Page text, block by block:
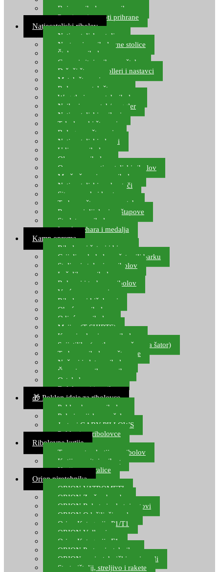
Boje za ribolovnu prihranu
Provjereni recepti prihrane
Natjecateljski ribolov
Natjecateljske stolice
Nastavci za ribolovne stolice
Šteke za ribolov
Gume i sitni pribor za šteku
Držači štapova rolleri i nastavci
Match štapovi
Role za match štapove
Waggleri za match ribolov
Najloni za match/waggler
Natjecateljski najloni
Teleskopski štapovi
Bolognese štapovi
Natjecateljski plovci
Udice za ribolov
Olovo za ribolov
Oprema za natjecateljski ribolov
Mreže čuvarice za ribolov
Natjecateljski podmetači
Sito, posude i kante
Torbe za štapove – match
Rezervni dijelovi za štapove
Starlete za ribolov
Izrada pehara i medalja
Kamp oprema
Ribolovni šatori i bivvy
Grijalice, kuhala za šator ili barku
Stolice i stolovi za ribolov
Ležaljke za ribolov
Ruksaci i torbe za ribolov
Vreće za spavanje
Ribolovni kišobrani
Obuća za ribolov
Odjeća za ribolov
Majice (T-SHIRTS)
Kape i rukavice za ribolov
Svijetiljke (naglavne, ručne, za šator)
Torbe za ribolovne štapove
Noževi i alat za ribolov
Čamci za prihranu ribe
Ostala kamp oprema
Dalekozori i optika
🎁 Poklon ideje za ribolovce
Poklon bon za ribolov
Polarizacijske naočale
Jastuci GABY PILLOWS
Pokloni za ribolovce
Ribolovne kutije
Transportne kutije za ribolov
Kutije za sitni pribor
Kutije za varalice
Orion pirotehnika
ORION VATROMETI
ORION Zračne bombe
ORION Rakete i raketni setovi
ORION Odašiljači zvuka
Orion Kategorija P1/T1
ORION Vulkani
Orion Kategorija F1
ORION Party pirotehnika
ORION nepirotehnički proizvodi
Start pištolji, streljivo i rakete